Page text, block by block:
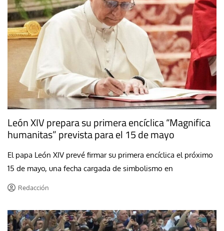
León XIV prepara su primera encíclica “Magnifica
humanitas” prevista para el 15 de mayo
El papa León XIV prevé firmar su primera encíclica el próximo
15 de mayo, una fecha cargada de simbolismo en
Redacción